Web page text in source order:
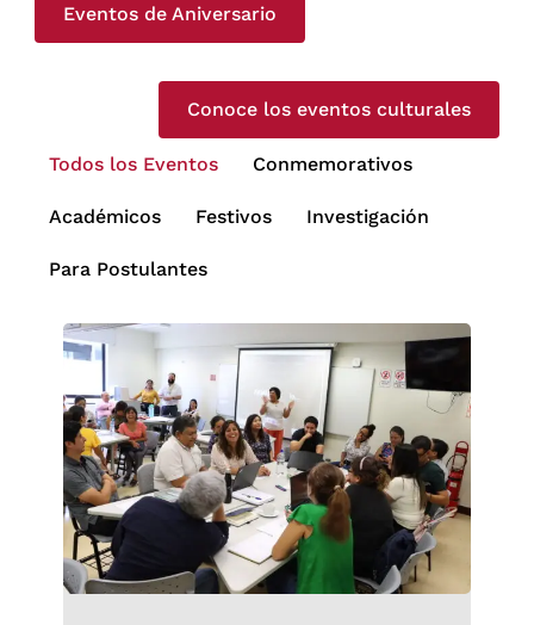
Eventos de Aniversario
Conoce los eventos culturales
Todos los Eventos Conmemorativos
Académicos Festivos Investigación
Para Postulantes